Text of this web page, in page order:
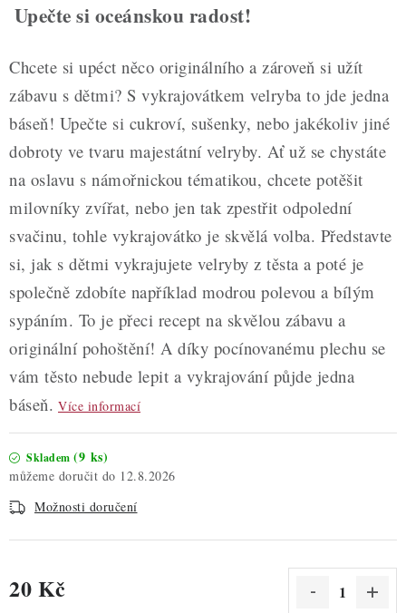
Hodnocení obchodu
Blog
Moje objednávka
Upečte si oceánskou radost!
Chcete si upéct něco originálního a zároveň si užít
zábavu s dětmi? S vykrajovátkem velryba to jde jedna
báseň! Upečte si cukroví, sušenky, nebo jakékoliv jiné
dobroty ve tvaru majestátní velryby. Ať už se chystáte
na oslavu s námořnickou tématikou, chcete potěšit
milovníky zvířat, nebo jen tak zpestřit odpolední
svačinu, tohle vykrajovátko je skvělá volba. Představte
si, jak s dětmi vykrajujete velryby z těsta a poté je
společně zdobíte například modrou polevou a bílým
sypáním. To je přeci recept na skvělou zábavu a
originální pohoštění! A díky pocínovanému plechu se
vám těsto nebude lepit a vykrajování půjde jedna
báseň. Více informací
Skladem (9 ks)
12.8.2026
Možnosti doručení
20 Kč